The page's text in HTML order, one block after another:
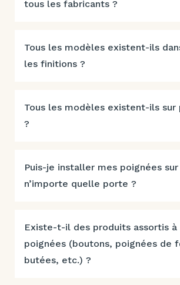
tous les fabricants ?
Tous les modèles existent-ils
les finitions ?
Tous les modèles existent-ils sur
?
Puis-je installer mes poignées sur
n’importe quelle porte ?
Existe-t-il des produits assortis à
poignées (boutons, poignées de
butées, etc.) ?